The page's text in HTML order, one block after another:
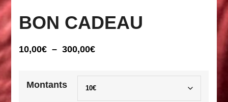
BON CADEAU
10,00€ – 300,00€Plage
prix :
10,00€
Montants